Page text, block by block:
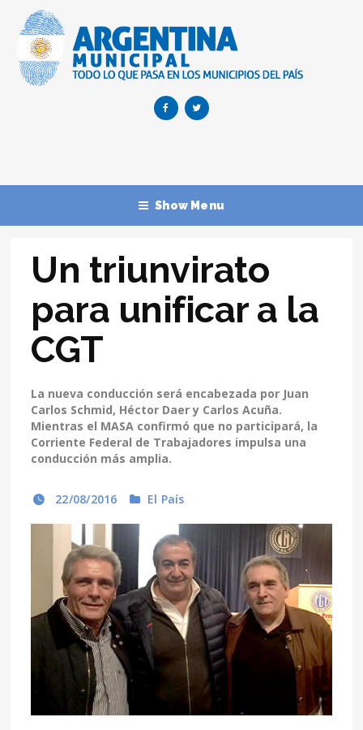
Show Menu
Un triunvirato
para unificar a la
CGT
La nueva conducción será encabezada por Juan
Carlos Schmid, Héctor Daer y Carlos Acuña.
Mientras el MASA confirmó que no participará, la
Corriente Federal de Trabajadores impulsa una
conducción más amplia.
22/08/2016 El País